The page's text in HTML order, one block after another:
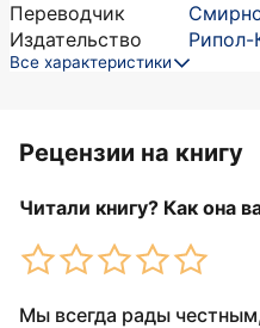
Переводчик
Издательство
Рипол-
Все характеристики
Рецензии на книгу
Читали книгу? Как она
Мы всегда рады